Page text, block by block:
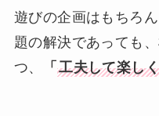
遊びの企画はもちろ
題の解決であっても
つ、
「工夫して楽し